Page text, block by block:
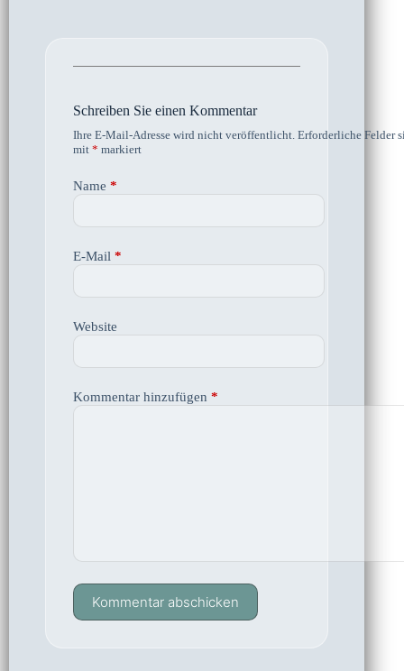
Schreiben Sie einen Kommentar
Ihre E-Mail-Adresse wird nicht veröffentlicht. Erforderliche Felder
mit * markiert
Name *
E-Mail *
Website
Kommentar hinzufügen *
Kommentar abschicken